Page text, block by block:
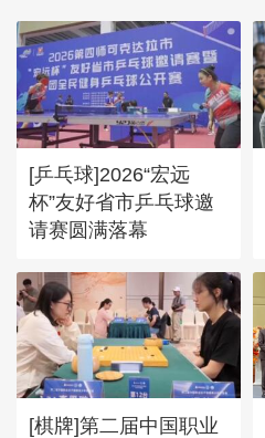
[乒乓球]2026“宏远
杯”友好省市乒乓球邀
请赛圆满落幕
[棋牌]第二届中国职业